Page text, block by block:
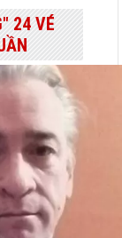
24 VÉ